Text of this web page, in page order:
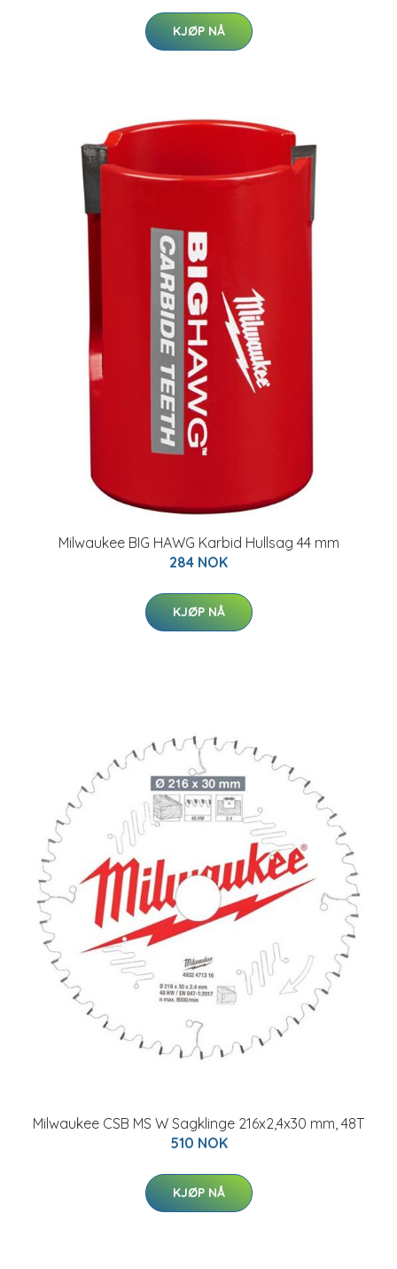
KJØP NÅ
Milwaukee BIG HAWG Karbid Hullsag 44 mm
284 NOK
KJØP NÅ
Milwaukee CSB MS W Sagklinge 216x2,4x30 mm, 48T
510 NOK
KJØP NÅ